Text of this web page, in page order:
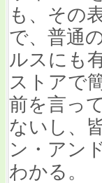
も、その
で、普通
ルスにも
ストアで
前を言っ
ないし、
ン・アン
わかる。